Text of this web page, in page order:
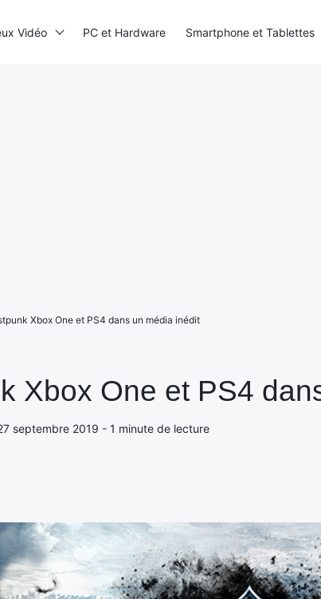
Xbox One et PS4
septembre 2019 - 1 minute de lecture
Xbox One et PS4 dans un média inédit
Vidéo PC et Hardware Smartphone et Tablettes